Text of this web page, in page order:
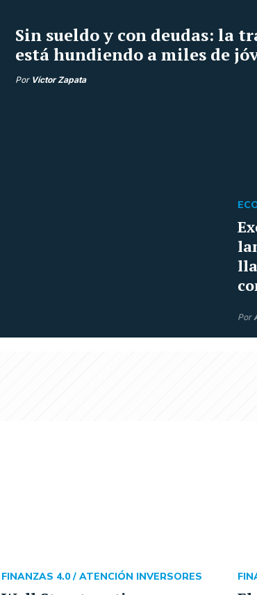
Sin sueldo y con deudas: la
está hundiendo a miles de
Por Víctor Zapata
Por
FINANZAS 4.0 / ATENCIÓN INVERSORES